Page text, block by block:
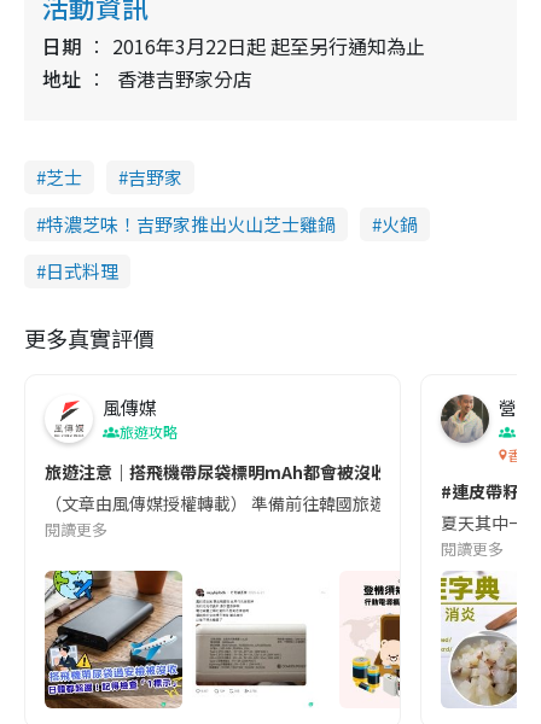
日期
2016年3月22日起 起至另行通知為止
地址
香港吉野家分店
芝士
吉野家
特濃芝味！吉野家推出火山芝士雞鍋
火鍋
日式料理
更多真實評價
風傳媒
旅遊攻略
旅遊注意｜搭飛機帶尿袋標明mAh都會被沒收😱出發前切記檢查
（文章由風傳媒授權轉載） 準備前往韓國旅遊的民眾，近期要
閱讀更多
營養
香港
#連皮帶籽
夏天其中一
閱讀更多